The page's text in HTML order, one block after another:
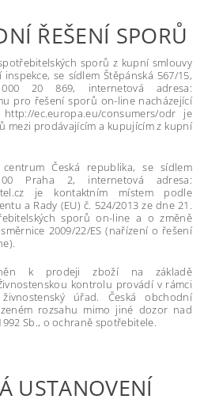
ŘEŠENÍ SPORŮ
sporů z kupní smlouvy
se sídlem Štěpánská 567/15,
20 869, internetová adresa:
pro řešení sporů on-line nacházející
ec.europa.eu/consumers/odr je
mezi prodávajícím a kupujícím z kupní
Česká republika, se sídlem
Praha 2, internetová adresa:
je kontaktním místem podle
a Rady (EU) č. 524/2013 ze dne 21.
sporů on-line a o změně
2009/22/ES (nařízení o řešení
k prodeji zboží na základě
kontrolu provádí v rámci
úřad. Česká obchodní
rozsahu mimo jiné dozor nad
Sb., o ochraně spotřebitele.
USTANOVENÍ